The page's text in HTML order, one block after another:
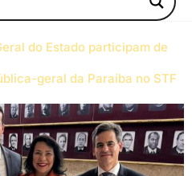
do Estado participam de
geral da Paraíba no STF